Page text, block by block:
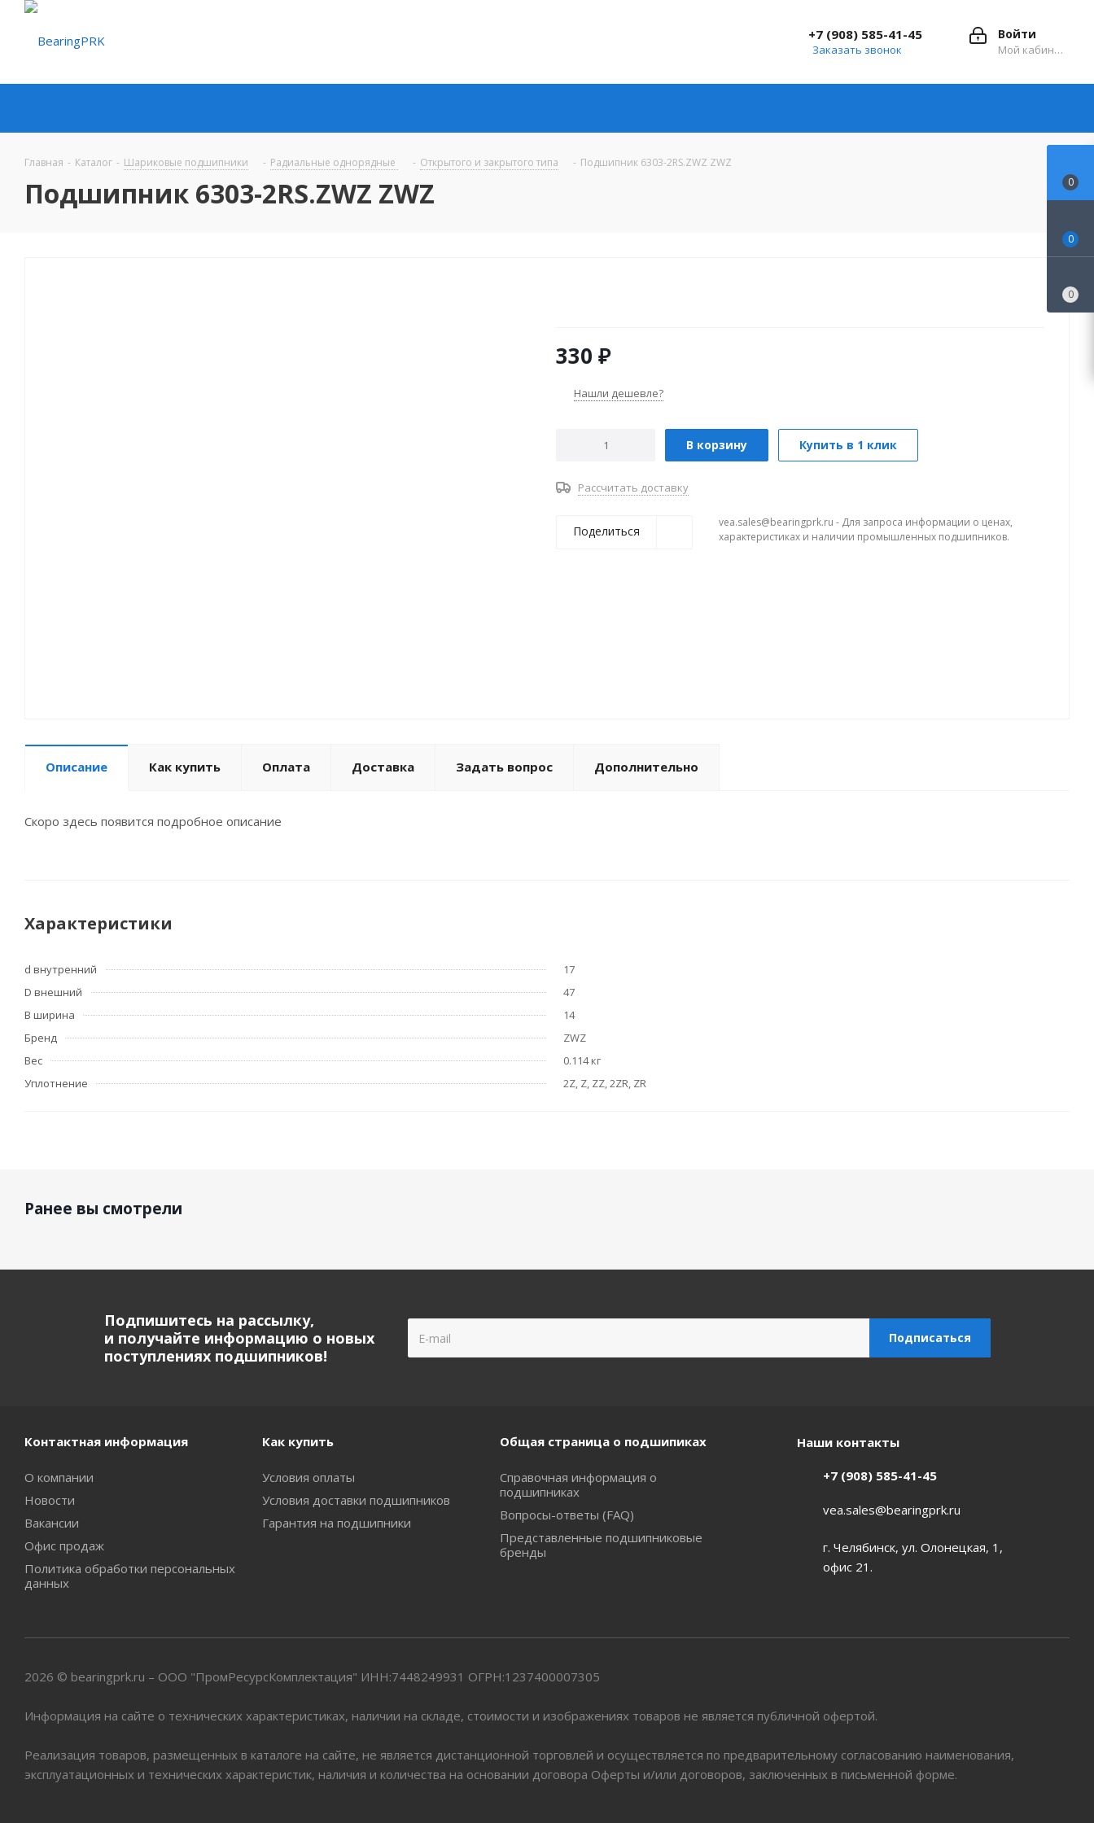
Войти
Мой кабинет
+7 (908) 585-41-45
Заказать звонок
Главная - Каталог - Шариковые подшипники - Радиальные однорядные - Открытого и закрытого типа - Подшипник 6303-2RS.ZWZ ZWZ
Подшипник 6303-2RS.ZWZ ZWZ
330 ₽
Нашли дешевле?
В корзину Купить в 1 клик
Рассчитать доставку
Поделиться
vea.sales@bearingprk.ru - Для запроса информации о ценах,
характеристиках и наличии промышленных подшипников.
Описание Как купить Оплата Доставка Задать вопрос Дополнительно
Скоро здесь появится подробное описание
Характеристики
d внутренний
17
D внешний
47
B ширина
14
Бренд
ZWZ
Вес
0.114 кг
Уплотнение
2Z, Z, ZZ, 2ZR, ZR
Ранее вы смотрели
Подпишитесь на рассылку,
и получайте информацию о новых
поступлениях подшипников!
Контактная информация
О компании
Новости
Вакансии
Офис продаж
Политика обработки персональных
данных
Как купить
Условия оплаты
Условия доставки подшипников
Гарантия на подшипники
Общая страница о подшипиках
Справочная информация о
подшипниках
Вопросы-ответы (FAQ)
Представленные подшипниковые
бренды
Наши контакты
+7 (908) 585-41-45
vea.sales@bearingprk.ru
г. Челябинск, ул. Олонецкая, 1,
офис 21.
2026 © bearingprk.ru – ООО "ПромРесурсКомплектация" ИНН:7448249931 ОГРН:1237400007305
Информация на сайте о технических характеристиках, наличии на складе, стоимости и изображениях товаров не является публичной офертой.
Реализация товаров, размещенных в каталоге на сайте, не является дистанционной торговлей и осуществляется по предварительному согласованию наименования,
эксплуатационных и технических характеристик, наличия и количества на основании договора Оферты и/или договоров, заключенных в письменной форме.
0
0
0